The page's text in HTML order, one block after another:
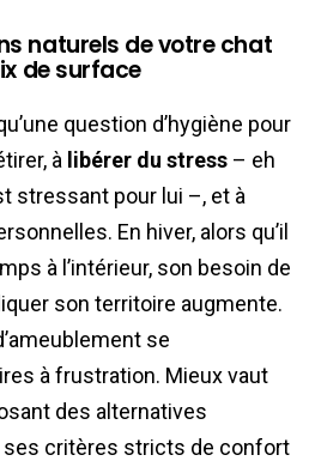
naturels de votre chat
de surface
question d’hygiène pour
à libérer du stress – eh
stressant pour lui –, et à
En hiver, alors qu’il
à l’intérieur, son besoin de
son territoire augmente.
se
à frustration. Mieux vaut
des alternatives
ses critères stricts de confort